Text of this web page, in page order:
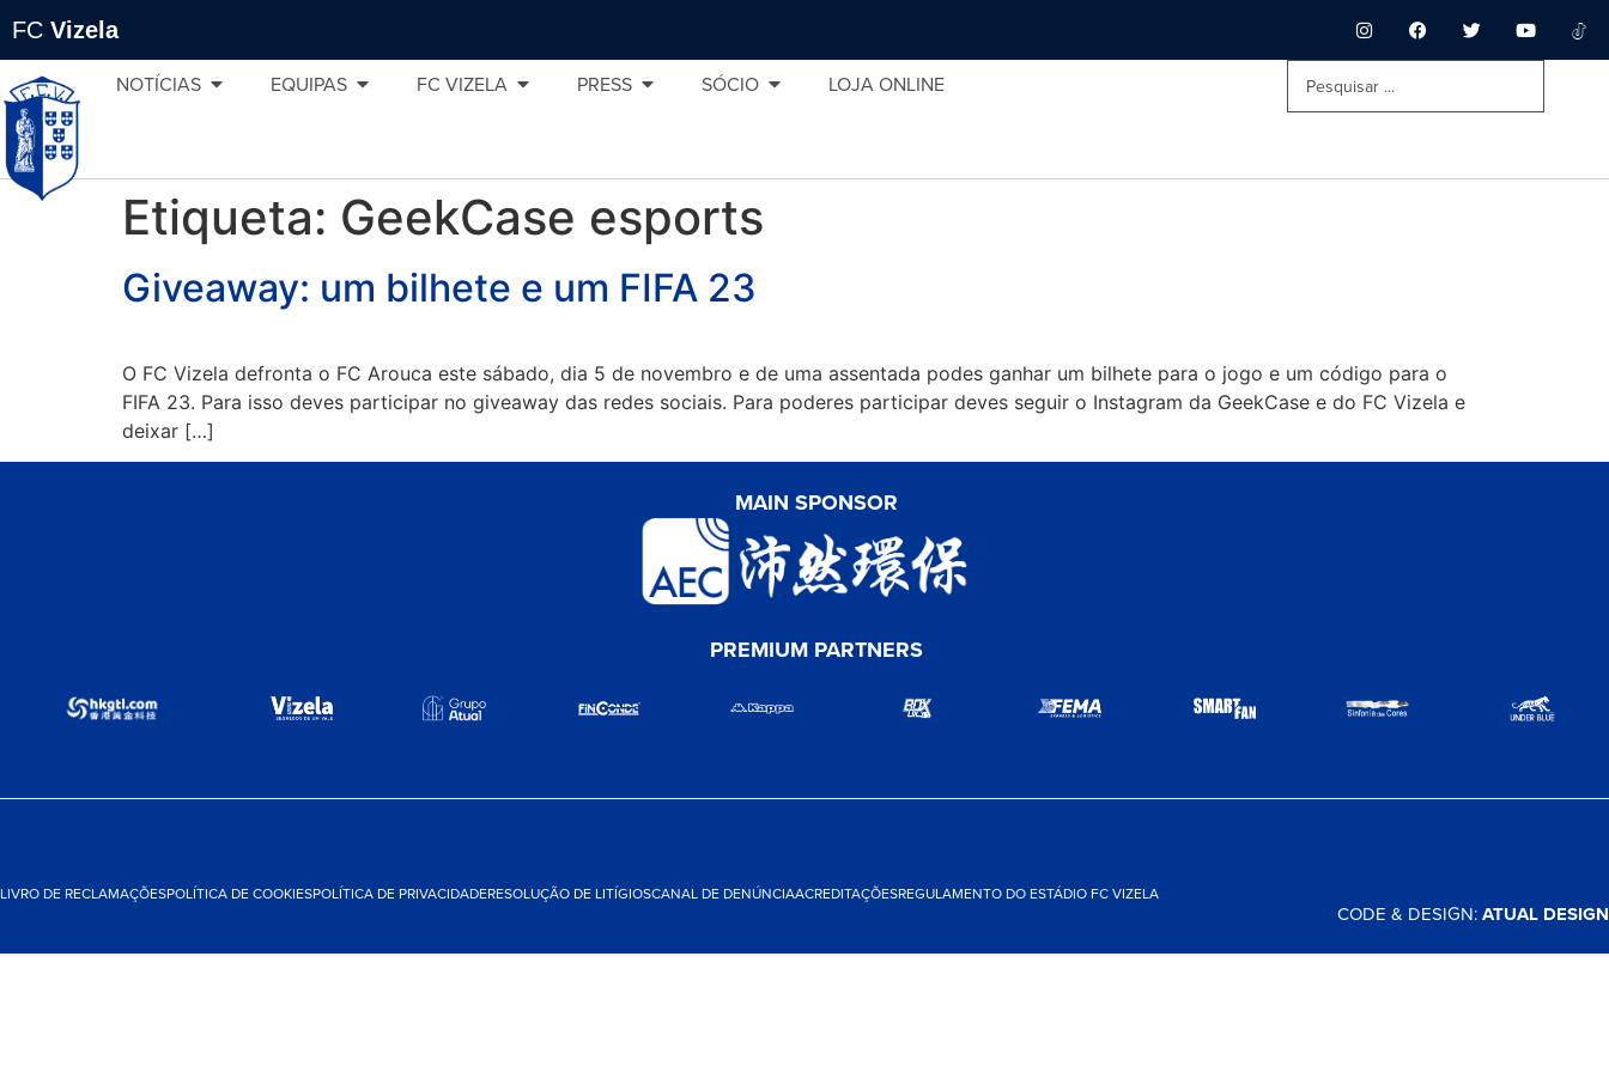
FC Vizela
NOTÍCIAS EQUIPAS FC VIZELA PRESS SÓCIO LOJA ONLINE
Etiqueta: GeekCase esports
Giveaway: um bilhete e um FIFA 23
O FC Vizela defronta o FC Arouca este sábado, dia 5 de novembro e de uma assentada podes ganhar um bilhete para o jogo e um código para o
FIFA 23. Para isso deves participar no giveaway das redes sociais. Para poderes participar deves seguir o Instagram da GeekCase e do FC Vizela e
deixar […]
MAIN SPONSOR
PREMIUM PARTNERS
LIVRO DE RECLAMAÇÕESPOLÍTICA DE COOKIESPOLÍTICA DE PRIVACIDADERESOLUÇÃO DE LITÍGIOSCANAL DE DENÚNCIAACREDITAÇÕESREGULAMENTO DO ESTÁDIO FC VIZELA
CODE & DESIGN:ATUAL DESIGN